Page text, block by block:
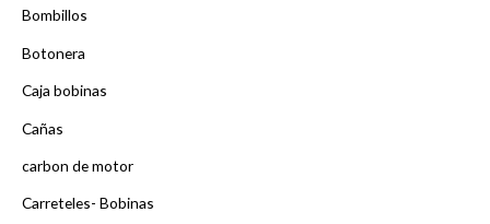
Bombillos
Botonera
Caja bobinas
Cañas
carbon de motor
Carreteles- Bobinas